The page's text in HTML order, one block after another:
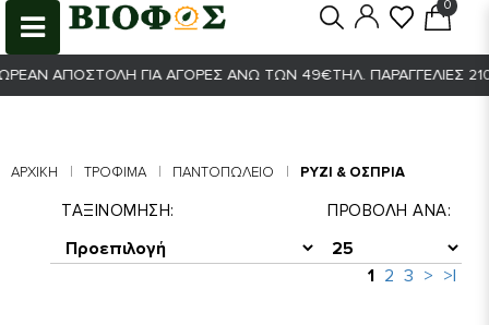
0
ΑΠΟΣΤΟΛΉ ΓΙΑ ΑΓΟΡΈΣ ΆΝΩ ΤΩΝ 49€ΤΗΛ. ΠΑΡΑΓΓΕΛΊΕΣ
ΑΡΧΙΚΉ ΤΡΟΦΙΜΑ ΠΑΝΤΟΠΩΛΕΊΟ ΡΎΖΙ & ΌΣΠΡΙΑ
ΤΑΞΙΝΌΜΗΣΗ: ΠΡΟΒΟΛΉ ΑΝΆ:
1 2 3 > >|